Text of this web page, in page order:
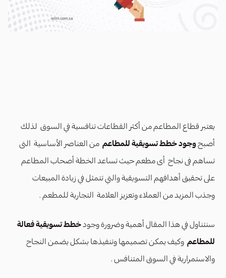
يعتبر قطاع المطاعم من أكثر القطاعات تنافسية في السوق لذلك
أصبحوجود خطط تسويقية للمطاعم من العناصر الأساسية التى
تساهم فى نجاح أى مطعم حيث تساعد الخطة أصحاب المطاعم
على تحقيق أهدافهم التسويقية والتي تتمثل في زيادة المبيعات
وجذب المزيد من العملاء وتعزيز العلامة التجارية للمطعم .
سنتناول في هذا المقال أهمية وضرورة وجودخطط تسويقية فعالة
للمطاعم وكيف يمكن تصميمها وتنفيذها بشكل يضمن النجاح
والاستمرارية في السوق المتنافس .